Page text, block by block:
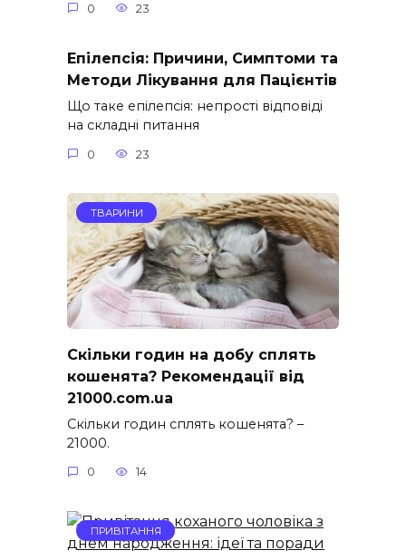
0 23
Епілепсія: Причини, Симптоми та
Методи Лікування для Пацієнтів
Що таке епілепсія: непрості відповіді
на складні питання
0 23
ТВАРИНИ
Скільки годин на добу сплять
кошенята? Рекомендації від
21000.com.ua
Скільки годин сплять кошенята? –
21000.
0 14
ПРИВІТАННЯ